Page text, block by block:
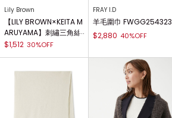
Lily Brown
【LILY BROWN×KEITA M
ARUYAMA】刺繡三角絲
巾 LWGG261359
$1,512 30%OFF
FRAY I.D
羊毛圍巾 FWGG254323
$2,880 40%OFF